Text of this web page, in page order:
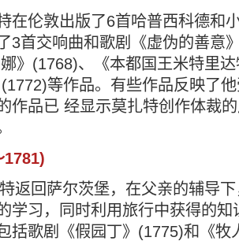
在伦敦出版了6首哈普西科德和
3首交响曲和歌剧《虚伪的善意
》(1768)、《本都国王米特里
(1772)等作品。有些作品反映了
作品已 经显示莫扎特创作体裁
1781)
返回萨尔茨堡，在父亲的辅导
学习，同时利用旅行中获得的知
括歌剧《假园丁》(1775)和《牧